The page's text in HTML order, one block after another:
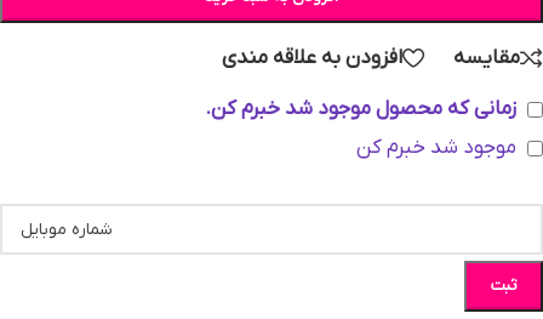
مقایسه
افزودن به علاقه مندی
زمانی که محصول موجود شد خبرم کن.
موجود شد خبرم کن
ثبت